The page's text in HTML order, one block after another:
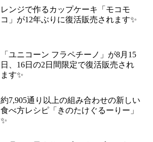
レンジで作るカップケーキ「モコモ
コ」が12年ぶりに復活販売されます✨
「ユニコーン フラペチーノ」が8月15
日、16日の2日間限定で復活販売され
ます✨
約7,905通り以上の組み合わせの新しい
食べ方レシピ「きのたけぐるーりー」
✨